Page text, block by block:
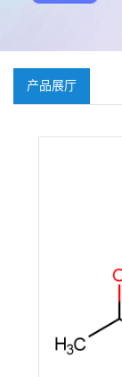
产品展厅